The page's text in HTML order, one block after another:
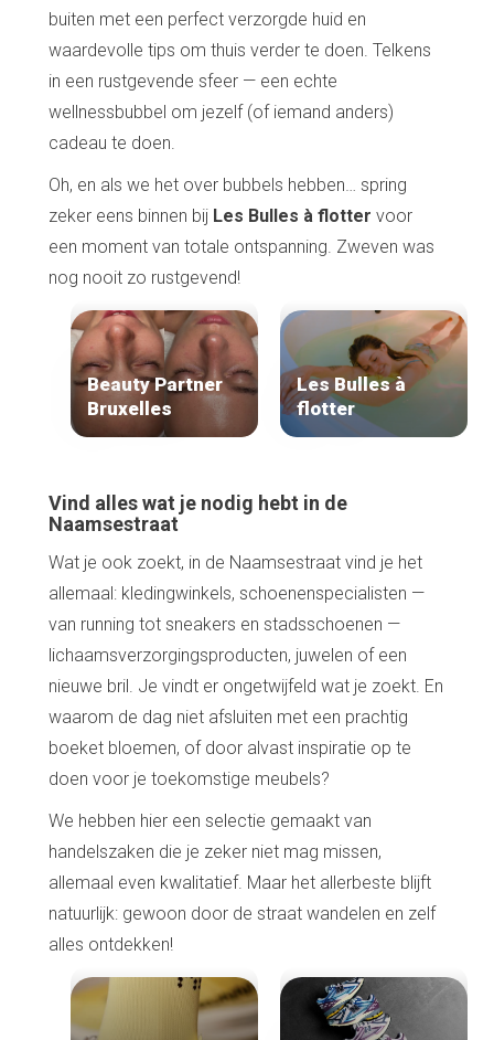
De beste adressen
Blog
buiten met een perfect verzorgde huid en
waardevolle tips om thuis verder te doen. Telkens
in een rustgevende sfeer — een echte
wellnessbubbel om jezelf (of iemand anders)
cadeau te doen.
Oh, en als we het over bubbels hebben… spring
zeker eens binnen bij Les Bulles à flotter voor
een moment van totale ontspanning. Zweven was
nog nooit zo rustgevend!
Beauty Partner
Bruxelles
Les Bulles à
flotter
Vind alles wat je nodig hebt in de
Naamsestraat
Wat je ook zoekt, in de Naamsestraat vind je het
allemaal: kledingwinkels, schoenenspecialisten —
van running tot sneakers en stadsschoenen —
lichaamsverzorgingsproducten, juwelen of een
nieuwe bril. Je vindt er ongetwijfeld wat je zoekt. En
waarom de dag niet afsluiten met een prachtig
boeket bloemen, of door alvast inspiratie op te
doen voor je toekomstige meubels?
We hebben hier een selectie gemaakt van
handelszaken die je zeker niet mag missen,
allemaal even kwalitatief. Maar het allerbeste blijft
natuurlijk: gewoon door de straat wandelen en zelf
alles ontdekken!